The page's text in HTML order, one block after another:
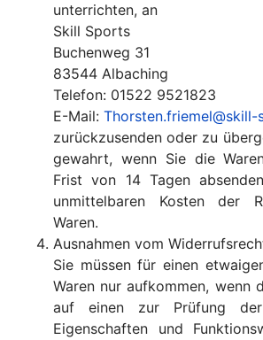
unterrichten, an
Skill Sports
Buchenweg 31
83544 Albaching
Telefon: 01522 9521823
E-Mail:
zurückzusenden oder zu
gewahrt, wenn Sie die
Frist von 14 Tagen
unmittelbaren Kosten der
Waren.
Ausnahmen vom
Sie müssen für einen
Waren nur aufkommen, wenn
auf einen zur Prüfung der
Eigenschaften und